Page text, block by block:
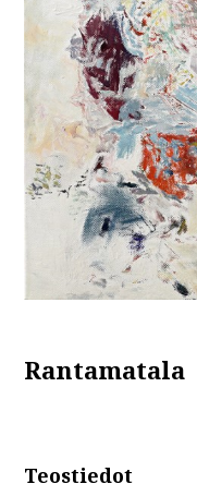
Rantamatala
Teostiedot